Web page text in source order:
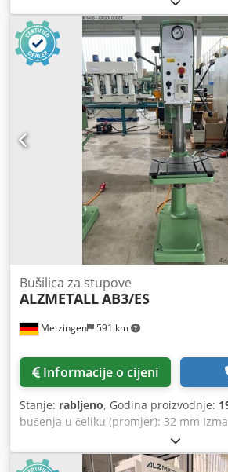
Metzingen 591 km
Bušilica za stupove
ALZMETALLAB3/ES
Informacije o cijeni
Stanje: rabljeno, Godina proizvodnje:
bušenja u čeliku (promjer): 32 mm
bušenja: 180 mm Ukupna potrebna
slijedi! Dkjdjw En D Iopfx Af Tjr